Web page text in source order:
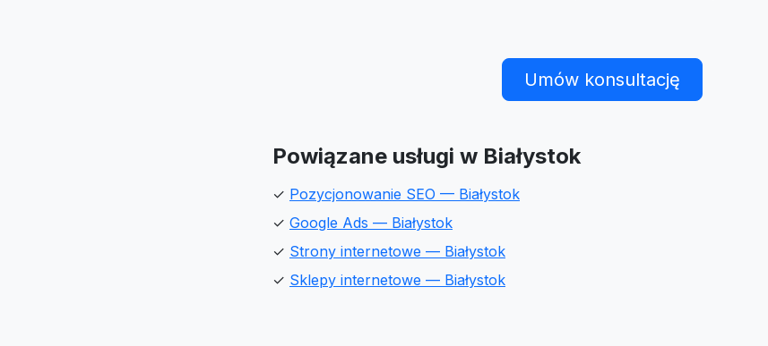
Umów konsultację
Powiązane usługi w Białystok
✓ Pozycjonowanie SEO — Białystok
✓ Google Ads — Białystok
✓ Strony internetowe — Białystok
✓ Sklepy internetowe — Białystok